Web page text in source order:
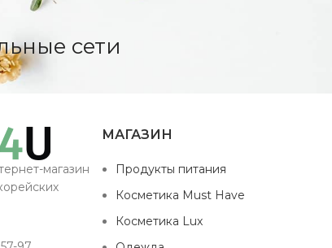
сети
магазин
МАГАЗИН
Продукты питания
Косметика Must Have
Косметика Lux